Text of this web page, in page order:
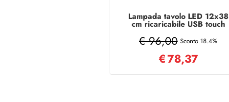
Lampada tavolo LED 12x38
cm ricaricabile USB touch
€ 96,00 Sconto 18.4%
€78,37